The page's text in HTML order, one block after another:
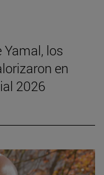
los
en
2026